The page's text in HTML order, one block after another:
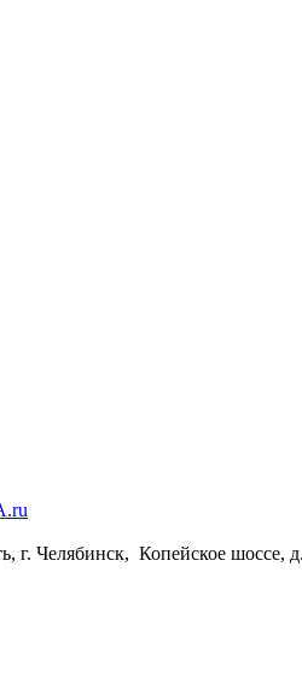
г. Челябинск, Копейское шоссе,